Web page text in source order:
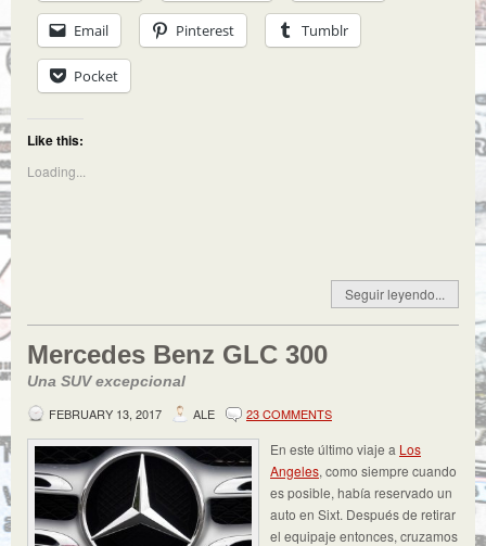
Email Pinterest Tumblr
Pocket
Like this:
Loading...
Seguir leyendo...
Mercedes Benz GLC 300
Una SUV excepcional
FEBRUARY 13, 2017
ALE 23 COMMENTS
En este último viaje a Los
Angeles, como siempre cuando
es posible, había reservado un
auto en Sixt. Después de retirar
el equipaje entonces, cruzamos